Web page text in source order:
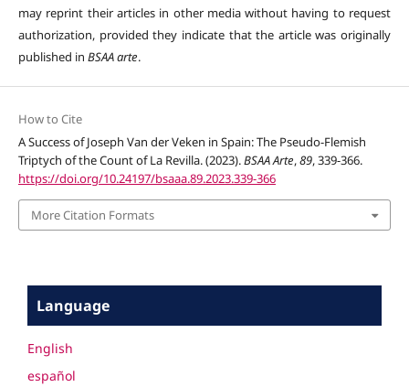
may reprint their articles in other media without having to request
authorization, provided they indicate that the article was originally
published in BSAA arte.
How to Cite
A Success of Joseph Van der Veken in Spain: The Pseudo-Flemish
Triptych of the Count of La Revilla. (2023).BSAA Arte,89, 339-366.
https://doi.org/10.24197/bsaaa.89.2023.339-366
More Citation Formats
Language
English
español